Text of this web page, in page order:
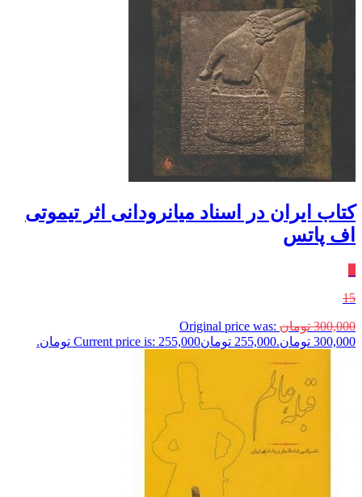
کتاب ایران در اسناد میانرودانی اثر تیموتی
اف پاتس
15
300,000 تومان Original price was:
300,000 تومان.
255,000 تومانCurrent price is: 255,000 تومان.